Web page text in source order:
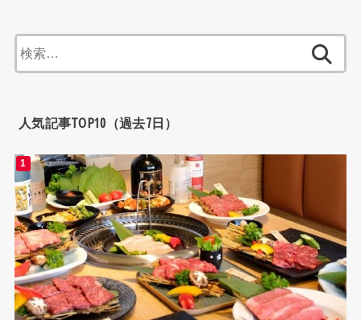
索:
人気記事TOP10（過去7日）